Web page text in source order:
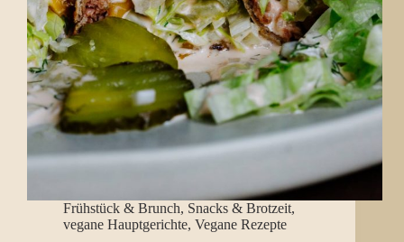
Frühstück & Brunch, Snacks & Brotzeit,
vegane Hauptgerichte, Vegane Rezepte